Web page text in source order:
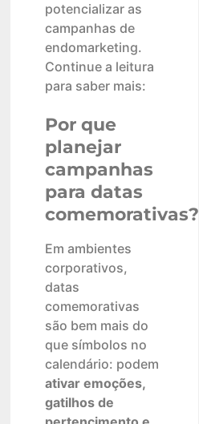
potencializar as
campanhas de
endomarketing.
Continue a leitura
para saber mais:
Por que
planejar
campanhas
para datas
comemorativas?
Em ambientes
corporativos,
datas
comemorativas
são bem mais do
que símbolos no
calendário: podem
ativar emoções,
gatilhos de